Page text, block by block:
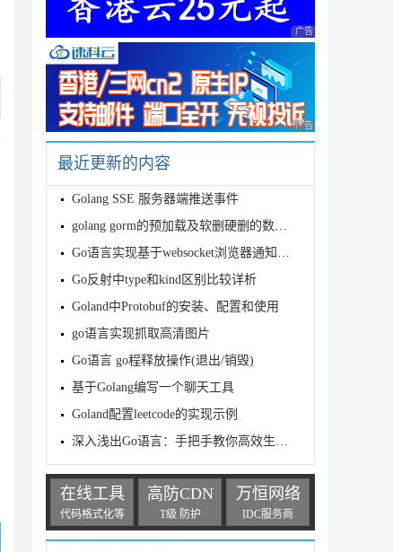
广告 商业广告，理性
广告 商业广告，理性
最近更新的内容
Golang SSE 服务器端推送事件
golang gorm的预加载及软删硬删的数据操作示例
Go语言实现基于websocket浏览器通知功能
Go反射中type和kind区别比较详析
Goland中Protobuf的安装、配置和使用
go语言实现抓取高清图片
Go语言 go程释放操作(退出/销毁)
基于Golang编写一个聊天工具
Goland配置leetcode的实现示例
深入浅出Go语言：手把手教你高效生成与解析JSON数据
在线工具
代码格式化等
高防CDN
T级 防护
万恒网络
IDC服务商